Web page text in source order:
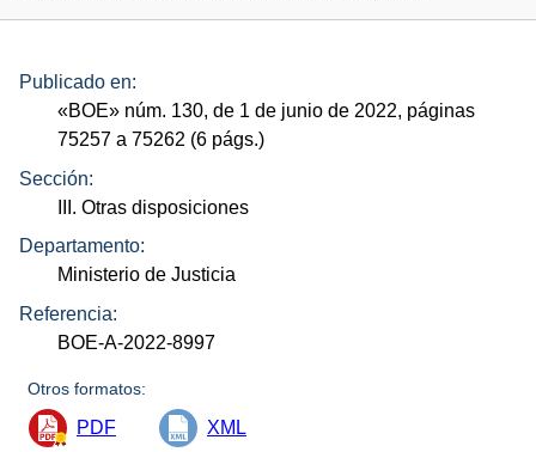
Publicado en:
«BOE» núm. 130, de 1 de junio de 2022, páginas
75257 a 75262 (6 págs.)
Sección:
III. Otras disposiciones
Departamento:
Ministerio de Justicia
Referencia:
BOE-A-2022-8997
Otros formatos:
PDF XML